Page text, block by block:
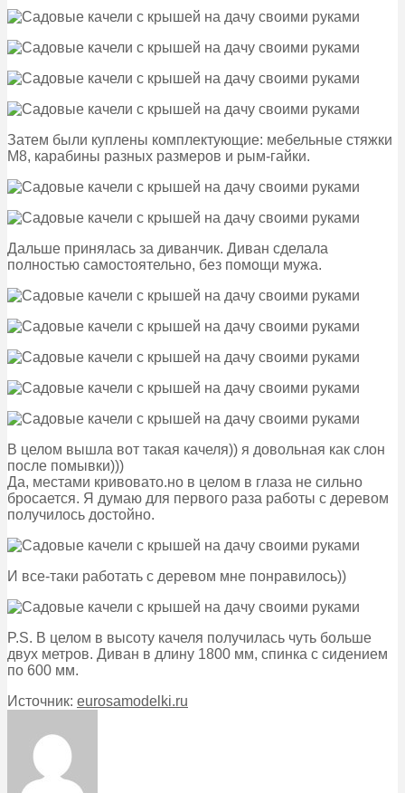
Затем были куплены комплектующие: мебельные стяжки
М8, карабины разных размеров и рым-гайки.
Дальше принялась за диванчик. Диван сделала
полностью самостоятельно, без помощи мужа.
В целом вышла вот такая качеля)) я довольная как слон
после помывки)))
Да, местами кривовато.но в целом в глаза не сильно
бросается. Я думаю для первого раза работы с деревом
получилось достойно.
И все-таки работать с деревом мне понравилось))
P.S. В целом в высоту качеля получилась чуть больше
двух метров. Диван в длину 1800 мм, спинка с сидением
по 600 мм.
Источник: eurosamodelki.ru